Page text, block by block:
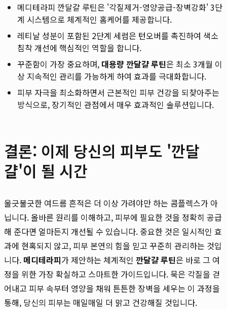
메디테라피 깐달걀 루틴은 '각질제거-영양공급-장벽강화' 3단
계 시스템으로 체계적인 홈케어를 제공합니다.
레티날 성분이 포함된 2단계 세럼은 턴오버를 촉진하여 색소
침착 개선에 핵심적인 역할을 합니다.
꾸준함이 가장 중요하며, 대용량 깐달걀 루틴은 최소 3개월 이
상 지속적인 관리를 가능하게 하여 효과를 극대화합니다.
피부 자극을 최소화하면서 근본적인 피부 건강을 되찾아주는
방식으로, 장기적인 관점에서 매우 효과적인 솔루션입니다.
결론: 이제 당신의 피부도 '깐달
걀'이 될 시간
울긋불긋한 여드름 흔적은 더 이상 가려야만 하는 콤플렉스가 아
닙니다. 올바른 원리를 이해하고, 피부에 필요한 것을 정확히 공급
해 준다면 얼마든지 개선될 수 있습니다. 중요한 것은 일시적인 효
과에 현혹되지 않고, 피부 본연의 힘을 믿고 꾸준히 관리하는 것입
니다. 메디테라피가 제안하는 체계적인 깐달걀 루틴은 바로 그 여
정을 위한 가장 확실하고 스마트한 가이드입니다. 묵은 각질을 걷
어내고 피부 속부터 영양을 채워 튼튼한 장벽을 세우는 이 과정을
통해, 당신의 피부는 매일매일 더 맑고 건강해질 것입니다.